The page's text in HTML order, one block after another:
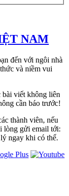
NAM
đến với ngôi nhà
và niềm vui
bài viết không liên
cần báo trước!
thành viên, nếu
lòng gửi email tới:
ngay khi có thể.